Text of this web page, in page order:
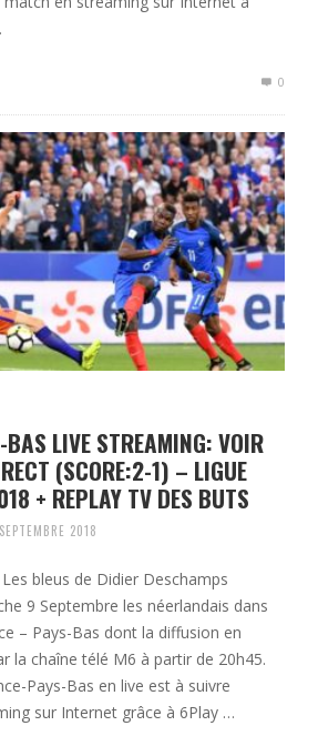
0
LIVE STREAMING: VOIR
(SCORE:2-1) – LIGUE
+ REPLAY TV DES BUTS
2018
bleus de Didier Deschamps
9 Septembre les néerlandais dans
– Pays-Bas dont la diffusion en
la chaîne télé M6 à partir de 20h45.
Pays-Bas en live est à suivre
sur Internet grâce à 6Play …